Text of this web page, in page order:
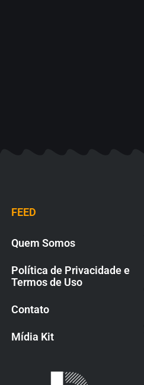
FEED
Quem Somos
Política de Privacidade e
Termos de Uso
Contato
Mídia Kit